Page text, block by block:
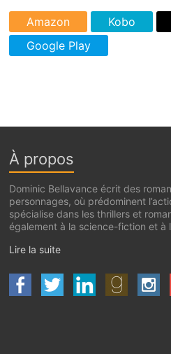
À propos
Dominic Bellavance écrit des
personnages, où prédominent
spécialise dans les thrillers et
également à la science-fiction et à
Lire la suite